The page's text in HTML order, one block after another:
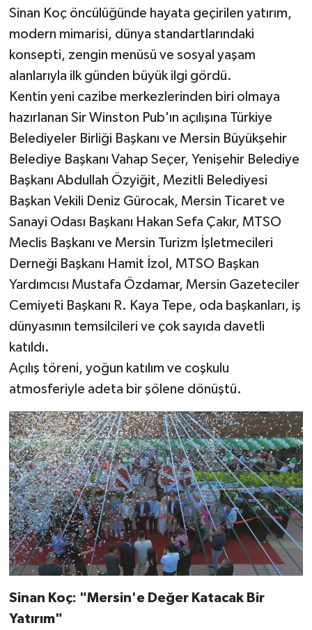
Sinan Koç öncülüğünde hayata geçirilen yatırım,
modern mimarisi, dünya standartlarındaki
konsepti, zengin menüsü ve sosyal yaşam
alanlarıyla ilk günden büyük ilgi gördü.
Kentin yeni cazibe merkezlerinden biri olmaya
hazırlanan Sir Winston Pub'ın açılışına Türkiye
Belediyeler Birliği Başkanı ve Mersin Büyükşehir
Belediye Başkanı Vahap Seçer, Yenişehir Belediye
Başkanı Abdullah Özyiğit, Mezitli Belediyesi
Başkan Vekili Deniz Gürocak, Mersin Ticaret ve
Sanayi Odası Başkanı Hakan Sefa Çakır, MTSO
Meclis Başkanı ve Mersin Turizm İşletmecileri
Derneği Başkanı Hamit İzol, MTSO Başkan
Yardımcısı Mustafa Özdamar, Mersin Gazeteciler
Cemiyeti Başkanı R. Kaya Tepe, oda başkanları, iş
dünyasının temsilcileri ve çok sayıda davetli
katıldı.
Açılış töreni, yoğun katılım ve coşkulu
atmosferiyle adeta bir şölene dönüştü.
Sinan Koç: "Mersin'e Değer Katacak Bir
Yatırım"